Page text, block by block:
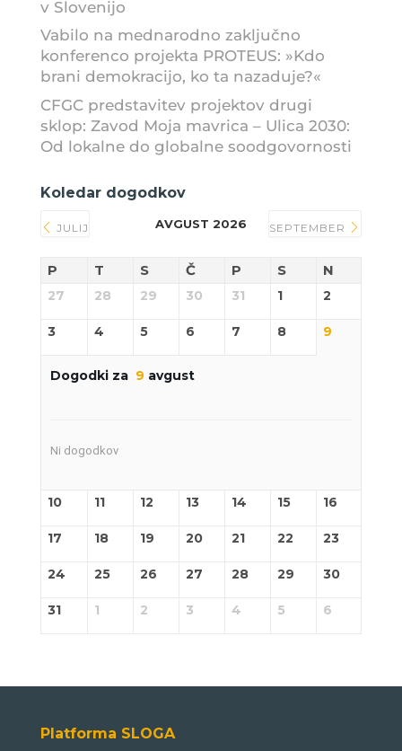
v Slovenijo
Vabilo na mednarodno zaključno
konferenco projekta PROTEUS: »Kdo
brani demokracijo, ko ta nazaduje?«
CFGC predstavitev projektov drugi
sklop: Zavod Moja mavrica – Ulica 2030:
Od lokalne do globalne soodgovornosti
Koledar dogodkov
JULIJ AVGUST 2026 SEPTEMBER
P T S Č P S N
27 28 29 30 31 1 2
3 4 5 6 7 8 9
Dogodki za 9 avgust
Ni dogodkov
10 11 12 13 14 15 16
17 18 19 20 21 22 23
24 25 26 27 28 29 30
31 1 2 3 4 5 6
Platforma SLOGA